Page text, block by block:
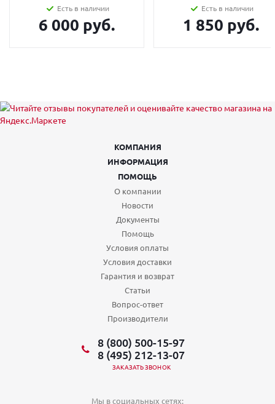
Есть в наличии
6 000 руб.
Есть в наличии
1 850 руб.
КОМПАНИЯ
ИНФОРМАЦИЯ
ПОМОЩЬ
О компании
Новости
Документы
Помощь
Условия оплаты
Условия доставки
Гарантия и возврат
Статьи
Вопрос-ответ
Производители
8 (800) 500-15-97
8 (495) 212-13-07
ЗАКАЗАТЬ ЗВОНОК
Мы в социальных сетях: